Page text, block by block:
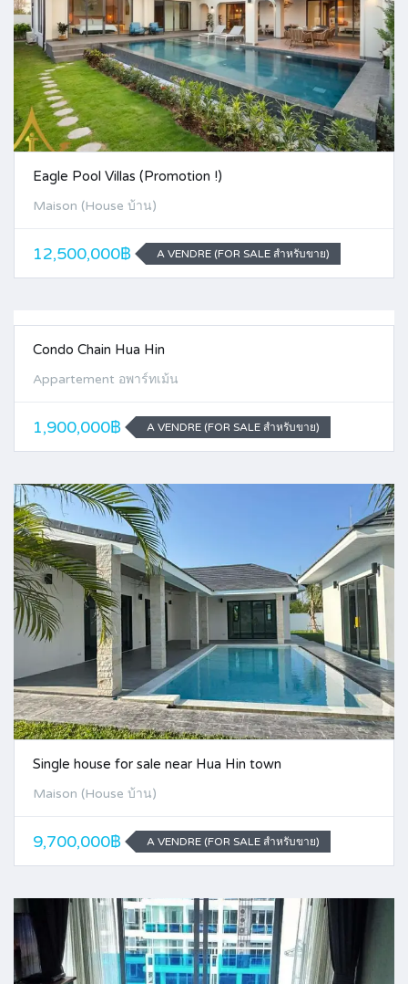
Eagle Pool Villas (Promotion !)
Maison (House บ้าน)
12,500,000฿ A VENDRE (FOR SALE สำหรับขาย)
Condo Chain Hua Hin
Appartement อพาร์ทเม้น
1,900,000฿ A VENDRE (FOR SALE สำหรับขาย)
Single house for sale near Hua Hin town
Maison (House บ้าน)
9,700,000฿ A VENDRE (FOR SALE สำหรับขาย)